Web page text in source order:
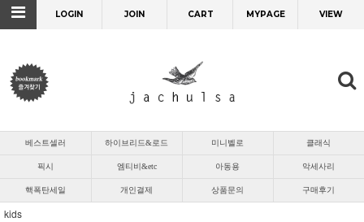
LOGIN JOIN CART MYPAGE VIEW
베스트셀러 하이브리드&로드 미니벨로 클래식
픽시 엠티비&etc 아동용 악세사리
핵폭탄세일 개인결제 상품문의 구매후기
kids